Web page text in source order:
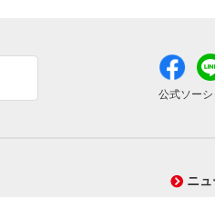
公式ソー
ニュ